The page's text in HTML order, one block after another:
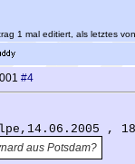
1 mal editiert, als letztes
#4
,
aus Potsdam?